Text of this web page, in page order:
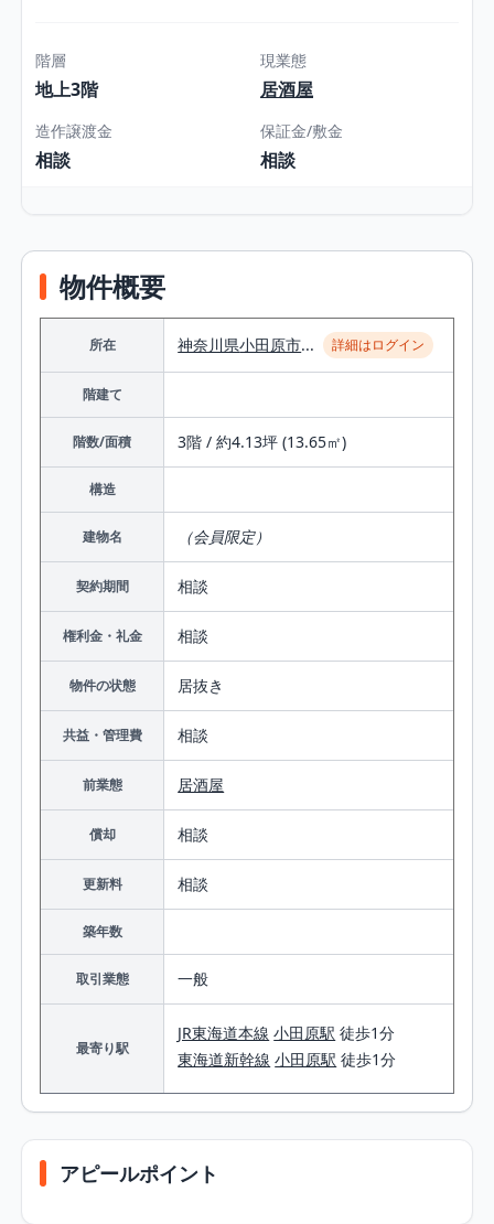
階層
地上3階
現業態
居酒屋
造作譲渡金
相談
保証金/敷金
相談
物件概要
所在 神奈川県小田原市... 詳細はログイン
階建て
階数/面積 3階 / 約4.13坪 (13.65㎡)
構造
建物名 （会員限定）
契約期間 相談
権利金・礼金 相談
物件の状態 居抜き
共益・管理費 相談
前業態 居酒屋
償却 相談
更新料 相談
築年数
取引業態 一般
最寄り駅
JR東海道本線 小田原駅 徒歩1分
東海道新幹線 小田原駅 徒歩1分
アピールポイント